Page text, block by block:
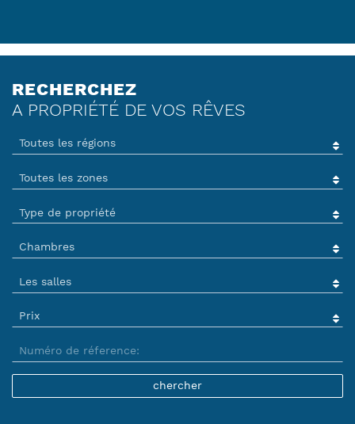
RECHERCHEZ
A PROPRIÉTÉ DE VOS RÊVES